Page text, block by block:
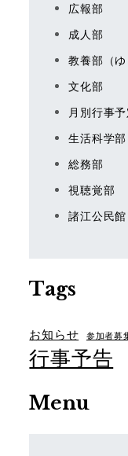
広報部
成人部
教養部（ゆ
文化部
月別行事
生活科学部
総務部
視聴覚部
諸江公民
Tags
お知らせ 参加者募
行事予告
Menu